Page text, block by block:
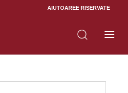
AIUTOAREE RISERVATE